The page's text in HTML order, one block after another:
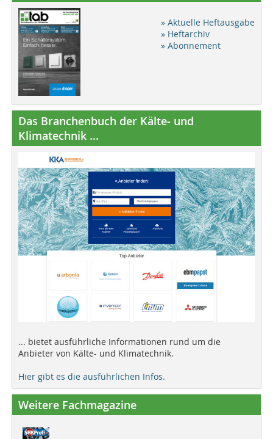
» Aktuelle Heftausgabe
» Heftarchiv
» Abonnement
Das Branchenbuch der Kälte- und
Klimatechnik ...
... bietet ausführliche Informationen rund um die
Anbieter von Kälte- und Klimatechnik.
Hier gibt es die ausführlichen Infos.
Weitere Fachmagazine